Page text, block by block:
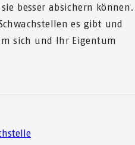
besser absichern können.
es gibt und
sich und Ihr Eigentum